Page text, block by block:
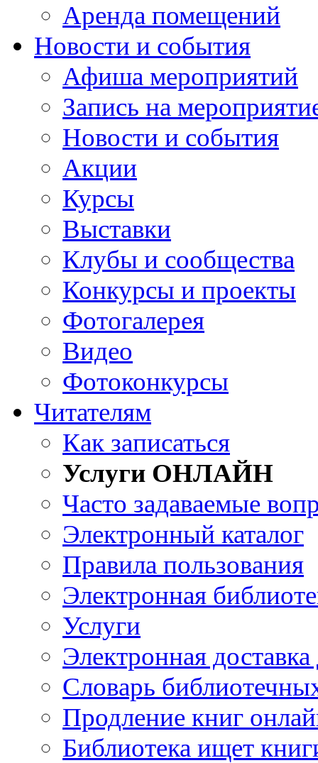
Аренда помещений
Новости и события
Афиша мероприятий
Запись на
Новости и события
Акции
Курсы
Выставки
Клубы и сообщества
Конкурсы и проекты
Фотогалерея
Видео
Фотоконкурсы
Читателям
Как записаться
Услуги ОНЛАЙН
Часто задаваемые
Электронный каталог
Правила пользования
Электронная
Услуги
Электронная
Словарь
Продление книг
Библиотека ищет